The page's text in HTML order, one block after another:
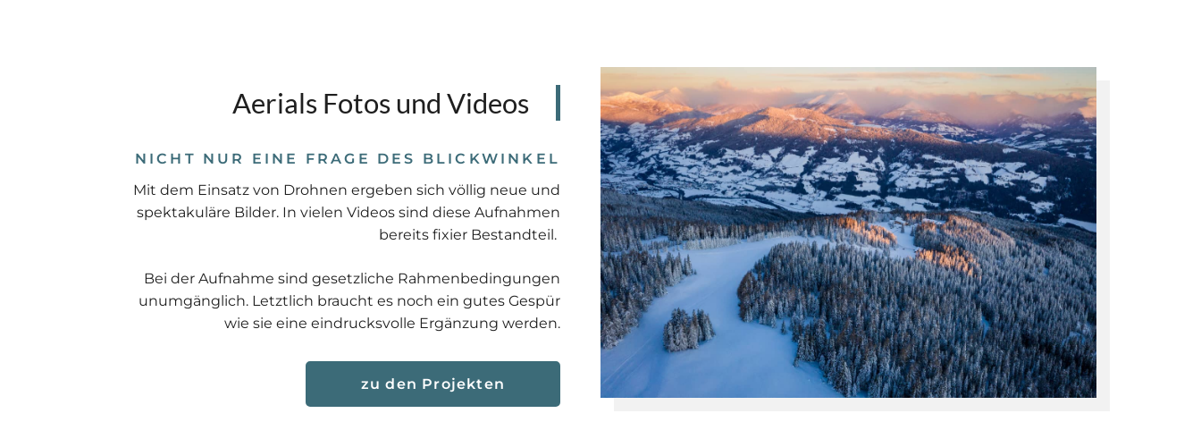
Aerials Fotos und Videos
NICHT NUR EINE FRAGE DES BLICKWINKEL
Mit dem Einsatz von Drohnen ergeben sich völlig neue und
spektakuläre Bilder. In vielen Videos sind diese Aufnahmen
bereits fixier Bestandteil.
Bei der Aufnahme sind gesetzliche Rahmenbedingungen
unumgänglich. Letztlich braucht es noch ein gutes Gespür
wie sie eine eindrucksvolle Ergänzung werden.
zu den Projekten